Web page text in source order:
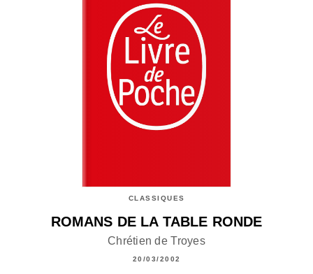
CLASSIQUES
ROMANS DE LA TABLE RONDE
Chrétien de Troyes
20/03/2002